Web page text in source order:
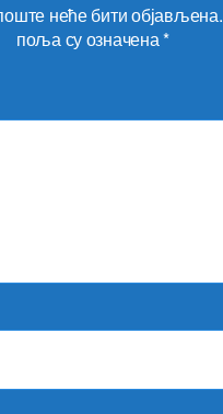
неће бити објављена.
поља су означена*